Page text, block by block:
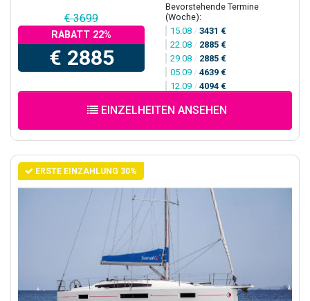
€ 3699
RABATT 22%
€ 2885
Bevorstehende Termine
(Woche):
15.08 / 3431 €
22.08 / 2885 €
29.08 / 2885 €
05.09 / 4639 €
12.09 / 4094 €
EINZELHEITEN ANSEHEN
ERSTE EINZAHLUNG 30%